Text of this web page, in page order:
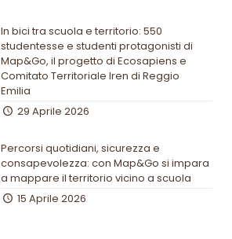
In bici tra scuola e territorio: 550
studentesse e studenti protagonisti di
Map&Go, il progetto di Ecosapiens e
Comitato Territoriale Iren di Reggio
Emilia
29 Aprile 2026
Percorsi quotidiani, sicurezza e
consapevolezza: con Map&Go si impara
a mappare il territorio vicino a scuola
15 Aprile 2026